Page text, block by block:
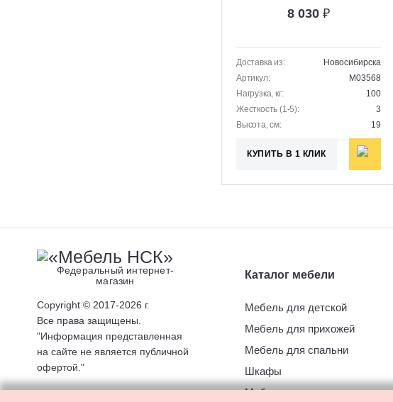
8 030 ₽
Доставка из:
Новосибирска
Артикул:
M03568
Нагрузка, кг:
100
Жесткость (1-5):
3
Высота, см:
19
КУПИТЬ В 1 КЛИК
Федеральный интернет-
магазин
Copyright © 2017-2026 г.
Все права защищены.
"Информация представленная
на сайте не является публичной
офертой."
Каталог мебели
Мебель для детской
Мебель для прихожей
Мебель для спальни
Шкафы
Мебель для кухни